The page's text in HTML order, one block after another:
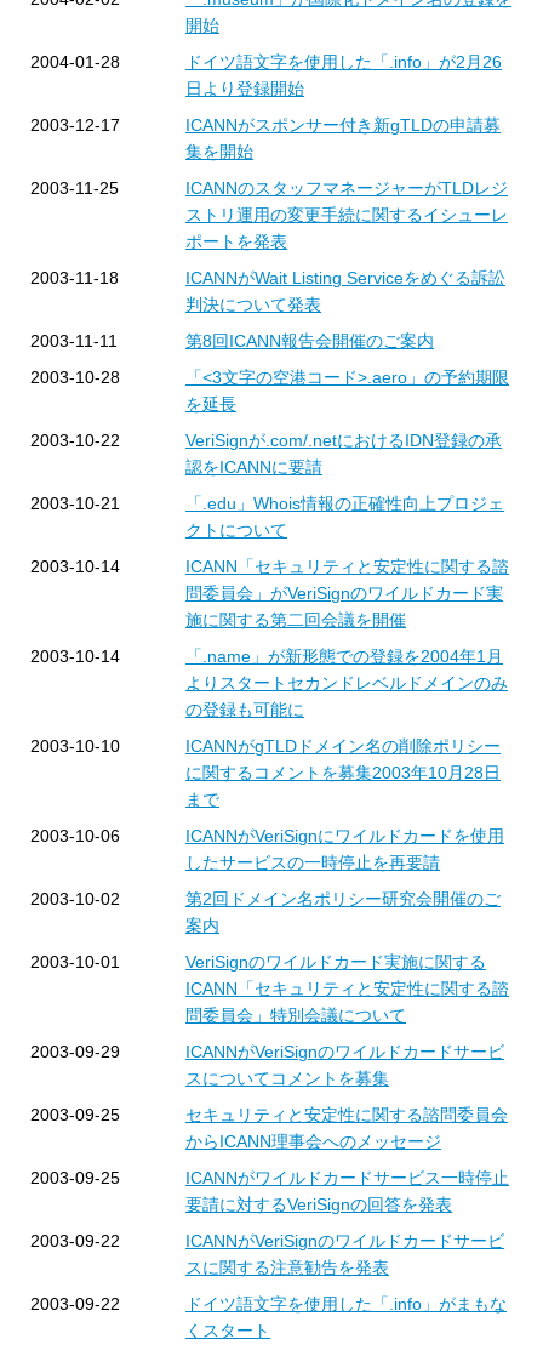
開始
2004-01-28
ドイツ語文字を使用した「.info」が2月26
日より登録開始
2003-12-17
ICANNがスポンサー付き新gTLDの申請募
集を開始
2003-11-25
ICANNのスタッフマネージャーがTLDレジ
ストリ運用の変更手続に関するイシューレ
ポートを発表
2003-11-18
ICANNがWait Listing Serviceをめぐる訴訟
判決について発表
2003-11-11
第8回ICANN報告会開催のご案内
2003-10-28
「<3文字の空港コード>.aero」の予約期限
を延長
2003-10-22
VeriSignが.com/.netにおけるIDN登録の承
認をICANNに要請
2003-10-21
「.edu」Whois情報の正確性向上プロジェ
クトについて
2003-10-14
ICANN「セキュリティと安定性に関する諮
問委員会」がVeriSignのワイルドカード実
施に関する第二回会議を開催
2003-10-14
「.name」が新形態での登録を2004年1月
よりスタートセカンドレベルドメインのみ
の登録も可能に
2003-10-10
ICANNがgTLDドメイン名の削除ポリシー
に関するコメントを募集2003年10月28日
まで
2003-10-06
ICANNがVeriSignにワイルドカードを使用
したサービスの一時停止を再要請
2003-10-02
第2回ドメイン名ポリシー研究会開催のご
案内
2003-10-01
VeriSignのワイルドカード実施に関する
ICANN「セキュリティと安定性に関する諮
問委員会」特別会議について
2003-09-29
ICANNがVeriSignのワイルドカードサービ
スについてコメントを募集
2003-09-25
セキュリティと安定性に関する諮問委員会
からICANN理事会へのメッセージ
2003-09-25
ICANNがワイルドカードサービス一時停止
要請に対するVeriSignの回答を発表
2003-09-22
ICANNがVeriSignのワイルドカードサービ
スに関する注意勧告を発表
2003-09-22
ドイツ語文字を使用した「.info」がまもな
くスタート